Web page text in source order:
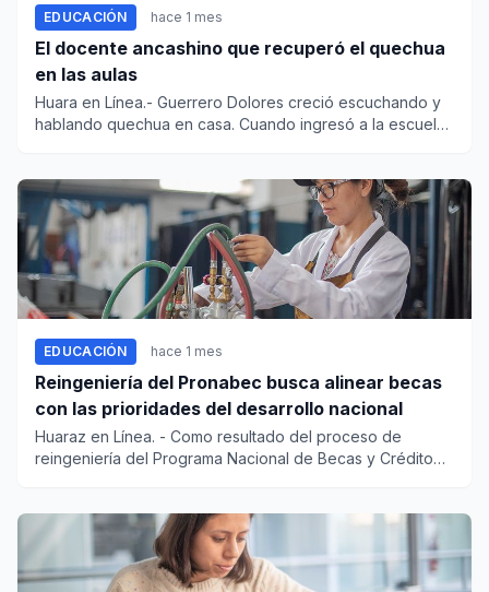
EDUCACIÓN hace 1 mes
El docente ancashino que recuperó el quechua
en las aulas
Huara en Línea.- Guerrero Dolores creció escuchando y
hablando quechua en casa. Cuando ingresó a la escuela,
EDUCACIÓN hace 1 mes
Reingeniería del Pronabec busca alinear becas
con las prioridades del desarrollo nacional
Huaraz en Línea. - Como resultado del proceso de
reingeniería del Programa Nacional de Becas y Crédito